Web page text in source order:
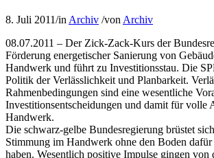
8. Juli 2011/in Archiv /von Archiv
08.07.2011 – Der Zick-Zack-Kurs der
Förderung energetischer Sanierung von
Handwerk und führt zu Investitionsstau. Die
Politik der Verlässlichkeit und Planbarkeit.
Rahmenbedingungen sind eine wesentliche
Investitionsentscheidungen und damit für volle
Handwerk.
Die schwarz-gelbe Bundesregierung brüstet
Stimmung im Handwerk ohne den Boden dafür
haben. Wesentlich positive Impulse gingen von